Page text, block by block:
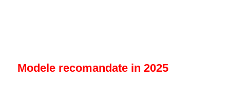
Modele recomandate in 2025